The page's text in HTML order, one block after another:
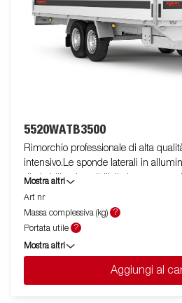
5520WATB3500
Rimorchio professionale di alta
intensivo.Le sponde laterali in
ribaltabili e rimovibili, il che aumenta
utilizzo, trasformandolo da rimorchio
punti di fissaggio ( max 400 kg carico/per anello)sono perfetti
per assicurare il carico . E'
mostrare attrezzature opzionali.
Mostra altri
Art nr
Massa complessiva (kg)
?
Portata utile
?
Mostra altri
Aggiungi al